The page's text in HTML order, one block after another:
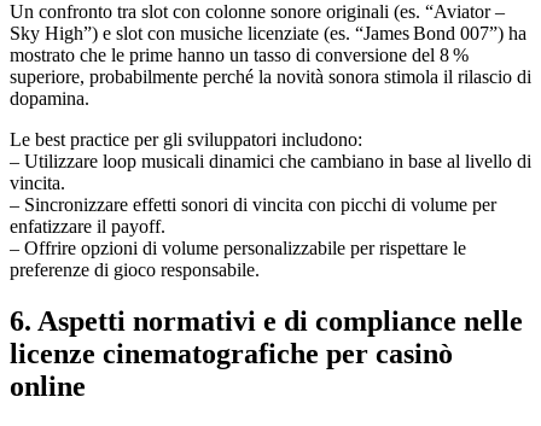
Un confronto tra slot con colonne sonore originali (es. “Aviator –
Sky High”) e slot con musiche licenziate (es. “James Bond 007”) ha
mostrato che le prime hanno un tasso di conversione del 8 %
superiore, probabilmente perché la novità sonora stimola il rilascio di
dopamina.
Le best practice per gli sviluppatori includono:
– Utilizzare loop musicali dinamici che cambiano in base al livello di
vincita.
– Sincronizzare effetti sonori di vincita con picchi di volume per
enfatizzare il payoff.
– Offrire opzioni di volume personalizzabile per rispettare le
preferenze di gioco responsabile.
6. Aspetti normativi e di compliance nelle
licenze cinematografiche per casinò
online